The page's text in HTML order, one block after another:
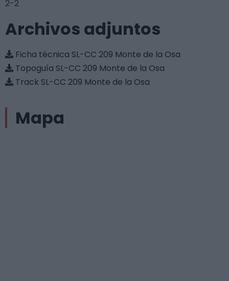
2-2
Archivos adjuntos
Ficha técnica SL-CC 209 Monte de la Osa
Topoguía SL-CC 209 Monte de la Osa
Track SL-CC 209 Monte de la Osa
Mapa